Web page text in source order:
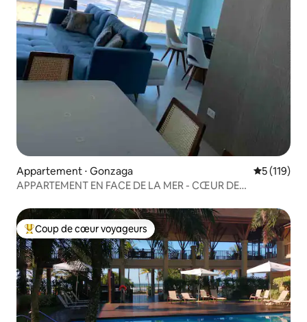
Appartement ⋅ Gonzaga Évaluation
5 (119)
APPARTEMENT EN FACE DE LA MER - CŒUR DE
Coups de cœur voyageurs les plus appréciés
Coup de cœur voyageurs